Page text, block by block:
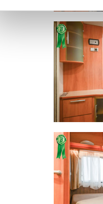
Approfondisci come
modificare o ritirare il tuo
Utilizziamo i cookie per
nostro traffico.
di analisi dei dati web,
che hanno raccolto dal suo